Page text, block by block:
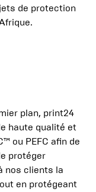
de protection
plan, print24
haute qualité et
ou PEFC afin de
protéger
nos clients la
en protégeant